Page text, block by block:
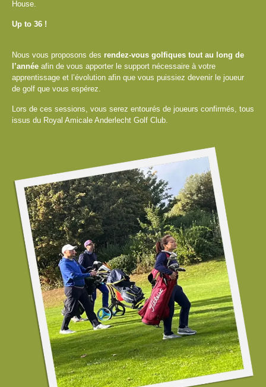
House.
Up to 36 !
Nous vous proposons des rendez-vous golfiques tout au long de
l’année afin de vous apporter le support nécessaire à votre
apprentissage et l’évolution afin que vous puissiez devenir le joueur
de golf que vous espérez.
Lors de ces sessions, vous serez entourés de joueurs confirmés, tous
issus du Royal Amicale Anderlecht Golf Club.